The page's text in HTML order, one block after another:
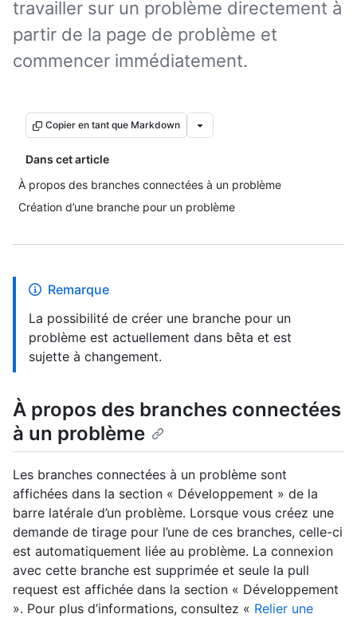
travailler sur un problème directement à
partir de la page de problème et
commencer immédiatement.
Copier en tant que Markdown
Dans cet article
À propos des branches connectées à un problème
Création d’une branche pour un problème
Remarque
La possibilité de créer une branche pour un
problème est actuellement dans bêta et est
sujette à changement.
À propos des branches connectées
à un problème
Les branches connectées à un problème sont
affichées dans la section « Développement » de la
barre latérale d’un problème. Lorsque vous créez une
demande de tirage pour l’une de ces branches, celle-ci
est automatiquement liée au problème. La connexion
avec cette branche est supprimée et seule la pull
request est affichée dans la section « Développement
». Pour plus d’informations, consultez « Relier une